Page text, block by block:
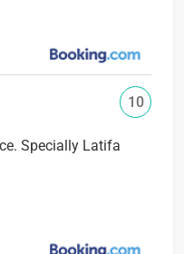
Specially Latifa
10